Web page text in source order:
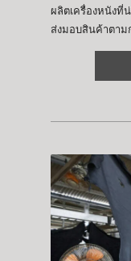
ผลิตเครื่องหนังที่
ส่งมอบสินค้าตาม